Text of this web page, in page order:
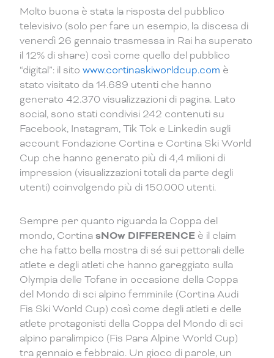
Molto buona è stata la risposta del pubblico
televisivo (solo per fare un esempio, la discesa di
venerdì 26 gennaio trasmessa in Rai ha superato
il 12% di share) così come quello del pubblico
“digital”: il sitowww.cortinaskiworldcup.com è
stato visitato da 14.689 utenti che hanno
generato 42.370 visualizzazioni di pagina. Lato
social, sono stati condivisi 242 contenuti su
Facebook, Instagram, Tik Tok e Linkedin sugli
account Fondazione Cortina e Cortina Ski World
Cup che hanno generato più di 4,4 milioni di
impression (visualizzazioni totali da parte degli
utenti) coinvolgendo più di 150.000 utenti.
Sempre per quanto riguarda la Coppa del
mondo, CortinasNOw DIFFERENCE è il claim
che ha fatto bella mostra di sé sui pettorali delle
atlete e degli atleti che hanno gareggiato sulla
Olympia delle Tofane in occasione della Coppa
del Mondo di sci alpino femminile (Cortina Audi
Fis Ski World Cup) così come degli atleti e delle
atlete protagonisti della Coppa del Mondo di sci
alpino paralimpico (Fis Para Alpine World Cup)
tra gennaio e febbraio. Un gioco di parole, un